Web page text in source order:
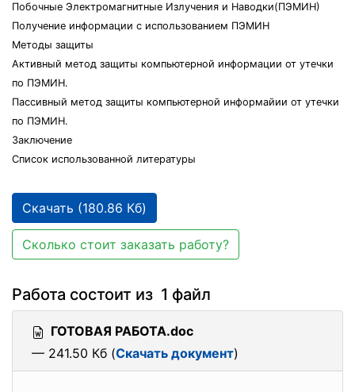
Побочные Электромагнитные Излучения и Наводки(ПЭМИН)
Получение информации с использованием ПЭМИН
Методы защиты
Активный метод защиты компьютерной информации от утечки
по ПЭМИН.
Пассивный метод защиты компьютерной информайии от утечки
по ПЭМИН.
Заключение
Список использованной литературы
Скачать (180.86 Кб)
Сколько стоит заказать работу?
Работа состоит из 1 файл
ГОТОВАЯ РАБОТА.doc
— 241.50 Кб (Скачать документ)